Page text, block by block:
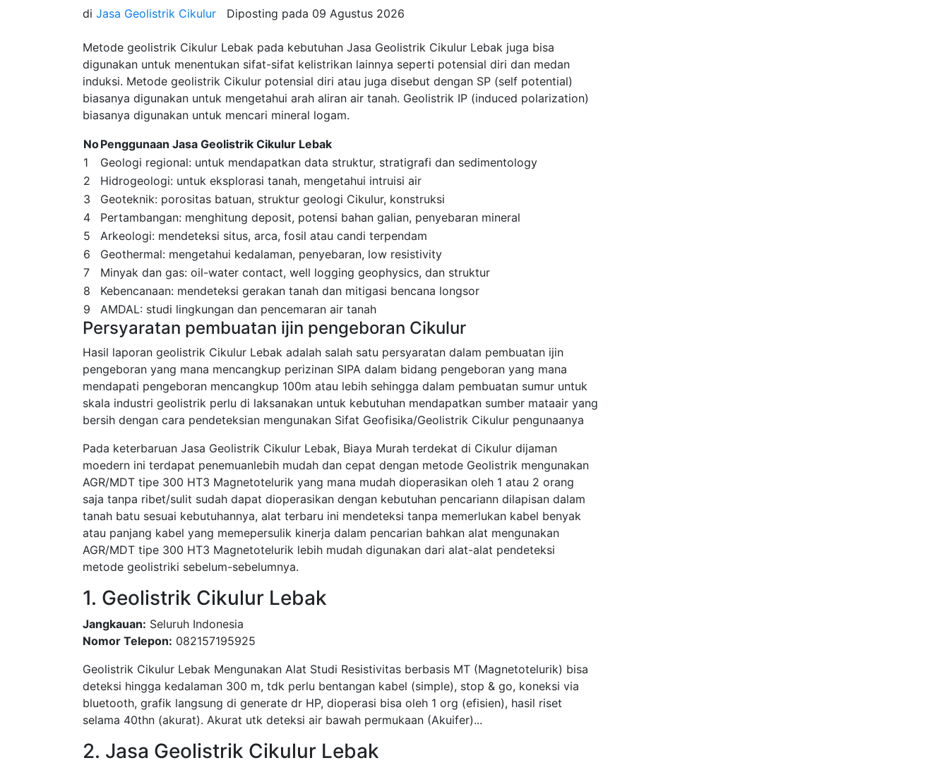
di Jasa Geolistrik Cikulur Diposting pada 09 Agustus 2026
Metode geolistrik Cikulur Lebak pada kebutuhan Jasa Geolistrik Cikulur Lebak juga bisa
digunakan untuk menentukan sifat-sifat kelistrikan lainnya seperti potensial diri dan medan
induksi. Metode geolistrik Cikulur potensial diri atau juga disebut dengan SP (self potential)
biasanya digunakan untuk mengetahui arah aliran air tanah. Geolistrik IP (induced polarization)
biasanya digunakan untuk mencari mineral logam.
NoPenggunaan Jasa Geolistrik Cikulur Lebak
1
Geologi regional: untuk mendapatkan data struktur, stratigrafi dan sedimentology
2
Hidrogeologi: untuk eksplorasi tanah, mengetahui intruisi air
3
Geoteknik: porositas batuan, struktur geologi Cikulur, konstruksi
4
Pertambangan: menghitung deposit, potensi bahan galian, penyebaran mineral
5
Arkeologi: mendeteksi situs, arca, fosil atau candi terpendam
6
Geothermal: mengetahui kedalaman, penyebaran, low resistivity
7
Minyak dan gas: oil-water contact, well logging geophysics, dan struktur
8
Kebencanaan: mendeteksi gerakan tanah dan mitigasi bencana longsor
9
AMDAL: studi lingkungan dan pencemaran air tanah
Persyaratan pembuatan ijin pengeboran Cikulur
Hasil laporan geolistrik Cikulur Lebak adalah salah satu persyaratan dalam pembuatan ijin
pengeboran yang mana mencangkup perizinan SIPA dalam bidang pengeboran yang mana
mendapati pengeboran mencangkup 100m atau lebih sehingga dalam pembuatan sumur untuk
skala industri geolistrik perlu di laksanakan untuk kebutuhan mendapatkan sumber mataair yang
bersih dengan cara pendeteksian mengunakan Sifat Geofisika/Geolistrik Cikulur pengunaanya
Pada keterbaruan Jasa Geolistrik Cikulur Lebak, Biaya Murah terdekat di Cikulur dijaman
moedern ini terdapat penemuanlebih mudah dan cepat dengan metode Geolistrik mengunakan
AGR/MDT tipe 300 HT3 Magnetotelurik yang mana mudah dioperasikan oleh 1 atau 2 orang
saja tanpa ribet/sulit sudah dapat dioperasikan dengan kebutuhan pencariann dilapisan dalam
tanah batu sesuai kebutuhannya, alat terbaru ini mendeteksi tanpa memerlukan kabel benyak
atau panjang kabel yang memepersulik kinerja dalam pencarian bahkan alat mengunakan
AGR/MDT tipe 300 HT3 Magnetotelurik lebih mudah digunakan dari alat-alat pendeteksi
metode geolistriki sebelum-sebelumnya.
1. Geolistrik Cikulur Lebak
Jangkauan: Seluruh Indonesia
Nomor Telepon: 082157195925
Geolistrik Cikulur Lebak Mengunakan Alat Studi Resistivitas berbasis MT (Magnetotelurik) bisa
deteksi hingga kedalaman 300 m, tdk perlu bentangan kabel (simple), stop & go, koneksi via
bluetooth, grafik langsung di generate dr HP, dioperasi bisa oleh 1 org (efisien), hasil riset
selama 40thn (akurat). Akurat utk deteksi air bawah permukaan (Akuifer)...
2. Jasa Geolistrik Cikulur Lebak